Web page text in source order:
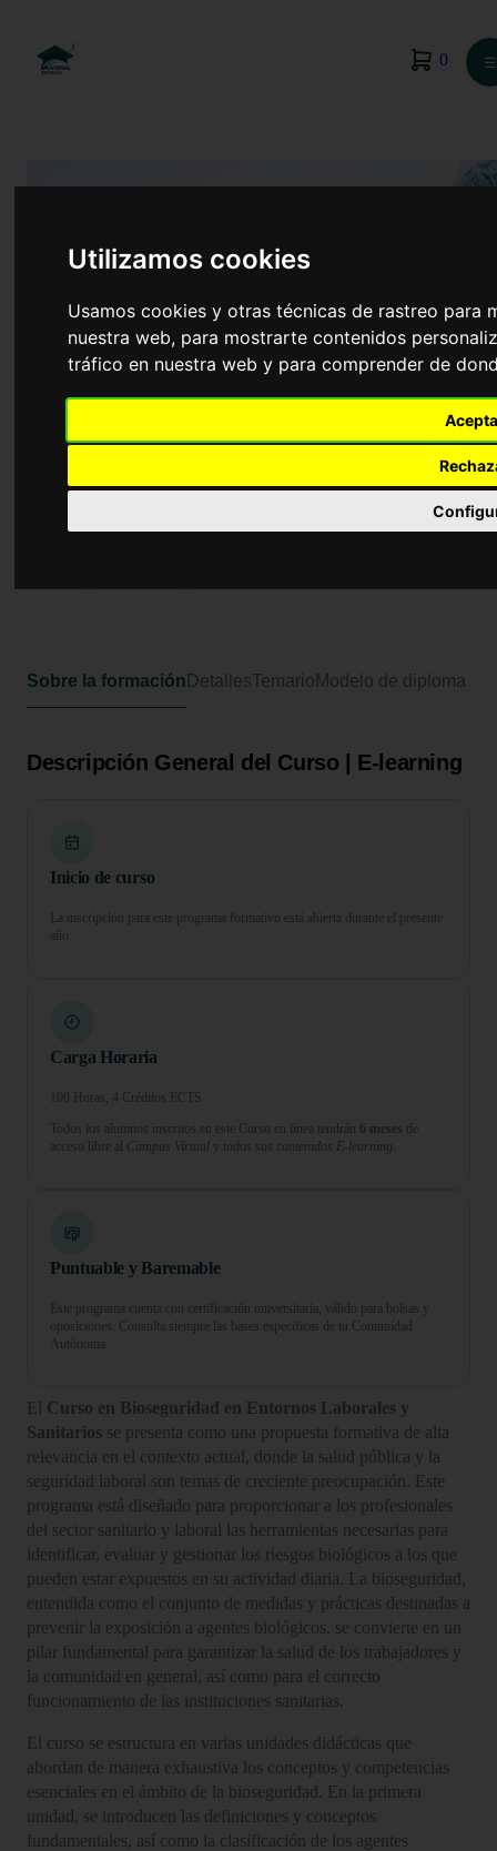
Utilizamos cookies
Usamos cookies y otras técnicas de rastreo para
nuestra web, para mostrarte contenidos
tráfico en nuestra web y para comprender de
0 ☰
Curso en Bioseguridad en
Entornos Laborales y Sanitarios
Sobre la formación DetallesTemario Modelo de diploma
Descripción General del Curso | E-learning
Inicio de curso
La inscripción para este programa formativo está abierta durante el presente
año.
Carga Horaria
100 Horas, 4 Créditos ECTS
Todos los alumnos inscritos en este Curso en línea tendrán 6 meses de
acceso libre al Campus Virtual y todos sus contenidos E-learning.
Puntuable y Baremable
Este programa cuenta con certificación universitaria, válido para bolsas y
oposiciones. Consulta siempre las bases específicas de tu Comunidad
Autónoma.
El Curso en Bioseguridad en Entornos Laborales y
Sanitarios se presenta como una propuesta formativa de alta
relevancia en el contexto actual, donde la salud pública y la
seguridad laboral son temas de creciente preocupación. Este
programa está diseñado para proporcionar a los profesionales
del sector sanitario y laboral las herramientas necesarias para
identificar, evaluar y gestionar los riesgos biológicos a los que
pueden estar expuestos en su actividad diaria. La bioseguridad,
entendida como el conjunto de medidas y prácticas destinadas a
prevenir la exposición a agentes biológicos, se convierte en un
pilar fundamental para garantizar la salud de los trabajadores y
la comunidad en general, así como para el correcto
funcionamiento de las instituciones sanitarias.
El curso se estructura en varias unidades didácticas que
abordan de manera exhaustiva los conceptos y competencias
esenciales en el ámbito de la bioseguridad. En la primera
unidad, se introducen las definiciones y conceptos
fundamentales, así como la clasificación de los agentes